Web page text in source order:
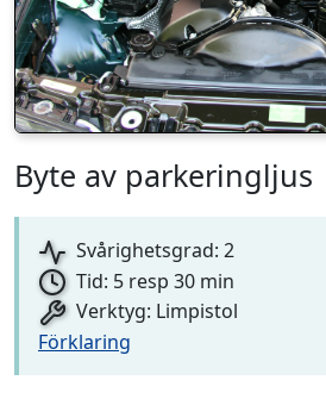
Byte av parkeringljus
Svårighetsgrad: 2
Tid: 5 resp 30 min
Verktyg: Limpistol
Förklaring